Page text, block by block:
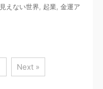
見えない世界, 起業, 金運ア
Next »